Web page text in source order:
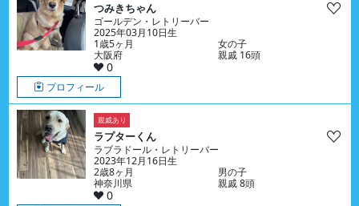
つみきちゃん
ゴールデン・レトリーバー
2025年03月10日生
1歳5ヶ月
女の子
大阪府
親戚 16頭
0
プロフィール
親戚あり
ラプターくん
ラブラドール・レトリーバー
2023年12月16日生
2歳8ヶ月
男の子
神奈川県
親戚 8頭
0